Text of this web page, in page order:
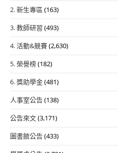
2. 新生專區 (163)
3. 教師研習 (493)
4. 活動&競賽(2,630)
5. 榮譽榜(182)
6. 獎助學金(481)
人事室公告(138)
公告來文(3,171)
圖書館公告(433)